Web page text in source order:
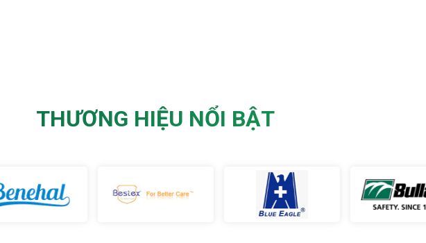
THƯƠNG HIỆU NỔI BẬT